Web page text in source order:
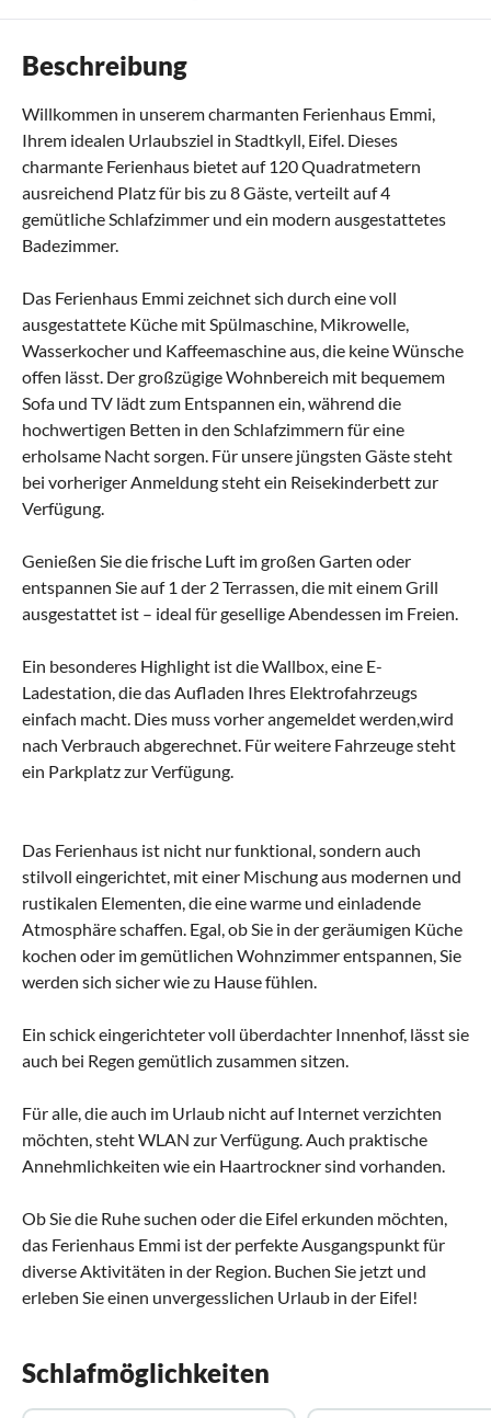
Beschreibung
Willkommen in unserem charmanten Ferienhaus Emmi,
Ihrem idealen Urlaubsziel in Stadtkyll, Eifel. Dieses
charmante Ferienhaus bietet auf 120 Quadratmetern
ausreichend Platz für bis zu 8 Gäste, verteilt auf 4
gemütliche Schlafzimmer und ein modern ausgestattetes
Badezimmer.
Das Ferienhaus Emmi zeichnet sich durch eine voll
ausgestattete Küche mit Spülmaschine, Mikrowelle,
Wasserkocher und Kaffeemaschine aus, die keine Wünsche
offen lässt. Der großzügige Wohnbereich mit bequemem
Sofa und TV lädt zum Entspannen ein, während die
hochwertigen Betten in den Schlafzimmern für eine
erholsame Nacht sorgen. Für unsere jüngsten Gäste steht
bei vorheriger Anmeldung steht ein Reisekinderbett zur
Verfügung.
Genießen Sie die frische Luft im großen Garten oder
entspannen Sie auf 1 der 2 Terrassen, die mit einem Grill
ausgestattet ist – ideal für gesellige Abendessen im Freien.
Ein besonderes Highlight ist die Wallbox, eine E-
Ladestation, die das Aufladen Ihres Elektrofahrzeugs
einfach macht. Dies muss vorher angemeldet werden,wird
nach Verbrauch abgerechnet. Für weitere Fahrzeuge steht
ein Parkplatz zur Verfügung.
Das Ferienhaus ist nicht nur funktional, sondern auch
stilvoll eingerichtet, mit einer Mischung aus modernen und
rustikalen Elementen, die eine warme und einladende
Atmosphäre schaffen. Egal, ob Sie in der geräumigen Küche
kochen oder im gemütlichen Wohnzimmer entspannen, Sie
werden sich sicher wie zu Hause fühlen.
Ein schick eingerichteter voll überdachter Innenhof, lässt sie
auch bei Regen gemütlich zusammen sitzen.
Für alle, die auch im Urlaub nicht auf Internet verzichten
möchten, steht WLAN zur Verfügung. Auch praktische
Annehmlichkeiten wie ein Haartrockner sind vorhanden.
Ob Sie die Ruhe suchen oder die Eifel erkunden möchten,
das Ferienhaus Emmi ist der perfekte Ausgangspunkt für
diverse Aktivitäten in der Region. Buchen Sie jetzt und
erleben Sie einen unvergesslichen Urlaub in der Eifel!
Schlafmöglichkeiten